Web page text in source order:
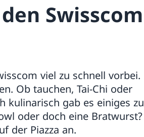
Swisscom
viel zu schnell vorbei.
Ob tauchen, Tai-Chi oder
kulinarisch gab es einiges zu
oder doch eine Bratwurst?
der Piazza an.